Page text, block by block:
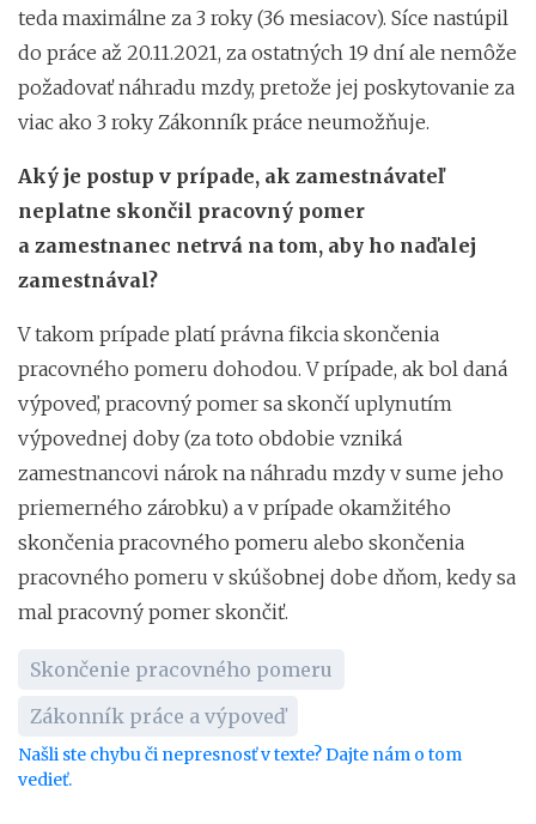
teda maximálne za 3 roky (36 mesiacov). Síce nastúpil
do práce až 20.11.2021, za ostatných 19 dní ale nemôže
požadovať náhradu mzdy, pretože jej poskytovanie za
viac ako 3 roky Zákonník práce neumožňuje.
Aký je postup v prípade, ak zamestnávateľ
neplatne skončil pracovný pomer
a zamestnanec netrvá na tom, aby ho naďalej
zamestnával?
V takom prípade platí právna fikcia skončenia
pracovného pomeru dohodou. V prípade, ak bol daná
výpoveď, pracovný pomer sa skončí uplynutím
výpovednej doby (za toto obdobie vzniká
zamestnancovi nárok na náhradu mzdy v sume jeho
priemerného zárobku) a v prípade okamžitého
skončenia pracovného pomeru alebo skončenia
pracovného pomeru v skúšobnej dobe dňom, kedy sa
mal pracovný pomer skončiť.
Skončenie pracovného pomeru
Zákonník práce a výpoveď
Našli ste chybu či nepresnosť v texte? Dajte nám o tom
vedieť.